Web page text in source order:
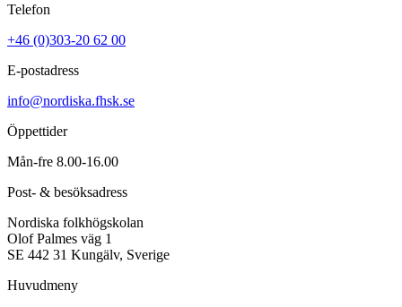
Telefon
+46 (0)303-20 62 00
E-postadress
info@nordiska.fhsk.se
Öppettider
Mån-fre 8.00-16.00
Post- & besöksadress
Nordiska folkhögskolan
Olof Palmes väg 1
SE 442 31 Kungälv, Sverige
Huvudmeny